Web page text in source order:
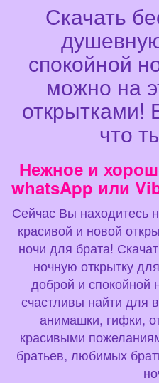
Скачать
спокойной
можно на
открытками!
что
Нежное и
whatsApp или
Сейчас Вы находитесь
красивой и новой
ночи для брата!
ночную открытку
доброй и
счастливы найти для
анимашки, гифки,
красивыми
братьев, любимых